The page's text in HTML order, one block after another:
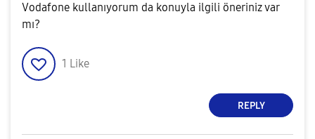
Vodafone kullanıyorum da konuyla ilgili öneriniz var
mı?
1 Like
REPLY